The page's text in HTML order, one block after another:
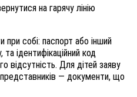
на гарячу лінію
собі: паспорт або інший
ідентифікаційний код
відсутність. Для дітей заяву
— документи, що